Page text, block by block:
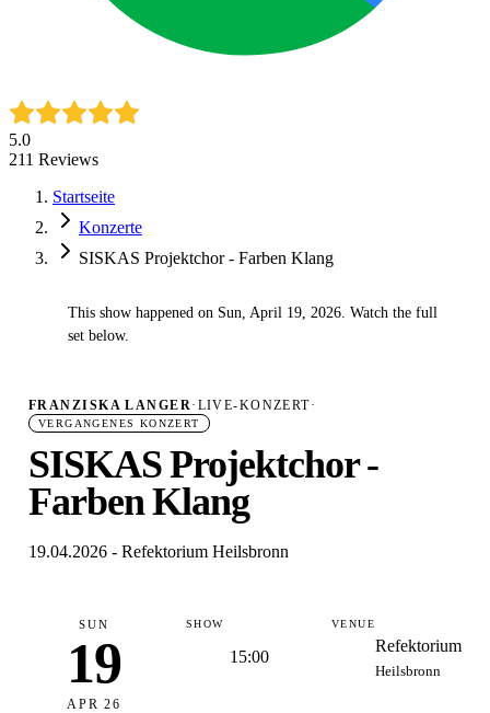
5.0
211 Reviews
Startseite
Konzerte
SISKAS Projektchor - Farben Klang
This show happened on Sun, April 19, 2026. Watch the full
set below.
FRANZISKA LANGER· LIVE-KONZERT·
VERGANGENES KONZERT
SISKAS Projektchor -
Farben Klang
19.04.2026 - Refektorium Heilsbronn
SUN
19
APR 26
SHOW
15:00
VENUE
Refektorium
Heilsbronn